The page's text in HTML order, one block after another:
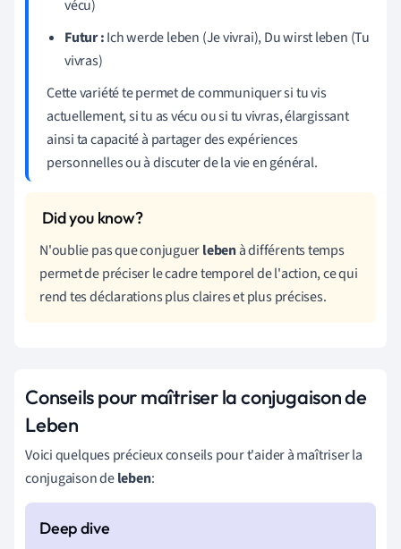
vécu)
Futur :Ich werde leben (Je vivrai), Du wirst leben (Tu
vivras)
Cette variété te permet de communiquer si tu vis
actuellement, si tu as vécu ou si tu vivras, élargissant
ainsi ta capacité à partager des expériences
personnelles ou à discuter de la vie en général.
N'oublie pas que conjuguerlebenà différents temps
permet de préciser le cadre temporel de l'action, ce qui
rend tes déclarations plus claires et plus précises.
Conseils pour maîtriser la conjugaison de
Leben
Voici quelques précieux conseils pour t'aider à maîtriser la
conjugaison deleben: